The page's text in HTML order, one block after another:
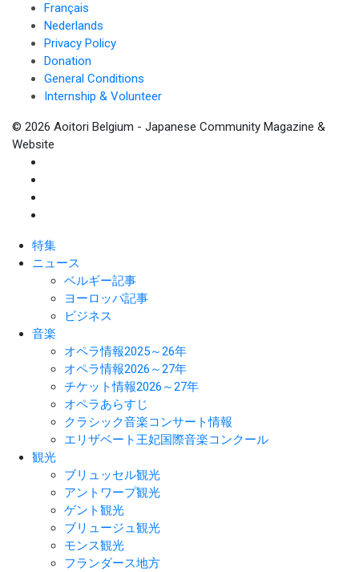
Français
Nederlands
Privacy Policy
Donation
General Conditions
Internship & Volunteer
© 2026 Aoitori Belgium - Japanese Community Magazine &
Website
特集
ニュース
ベルギー記事
ヨーロッパ記事
ビジネス
音楽
オペラ情報2025～26年
オペラ情報2026～27年
チケット情報2026～27年
オペラあらすじ
クラシック音楽コンサート情報
エリザベート王妃国際音楽コンクール
観光
ブリュッセル観光
アントワープ観光
ゲント観光
ブリュージュ観光
モンス観光
フランダース地方